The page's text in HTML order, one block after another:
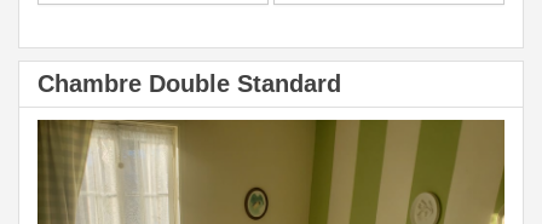
Chambre Double Standard
Previous